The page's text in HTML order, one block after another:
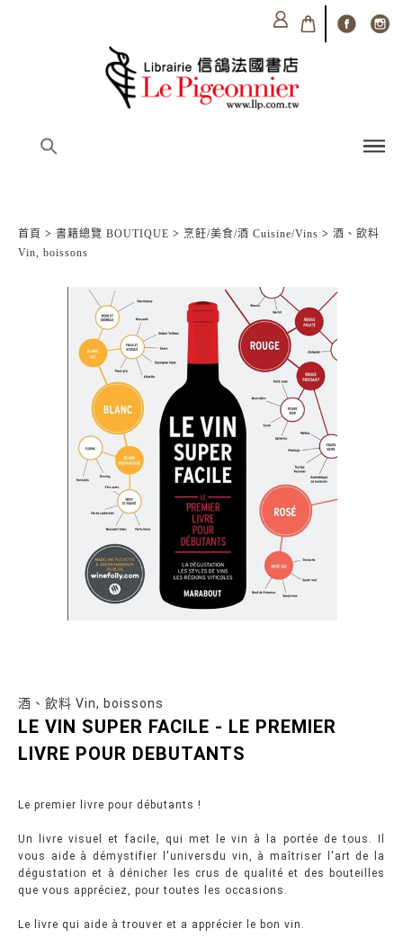
首頁 > 書籍總覽 BOUTIQUE > 烹飪/美食/酒 Cuisine/Vins > 酒、飲料
Vin, boissons
酒、飲料 Vin, boissons
LE VIN SUPER FACILE - LE PREMIER
LIVRE POUR DEBUTANTS
Le premier livre pour débutants !
Un livre visuel et facile, qui met le vin à la portée de tous. Il
vous aide à démystifier l'universdu vin, à maîtriser l'art de la
dégustation et à dénicher les crus de qualité et des bouteilles
que vous appréciez, pour toutes les occasions.
Le livre qui aide à trouver et a apprécier le bon vin.